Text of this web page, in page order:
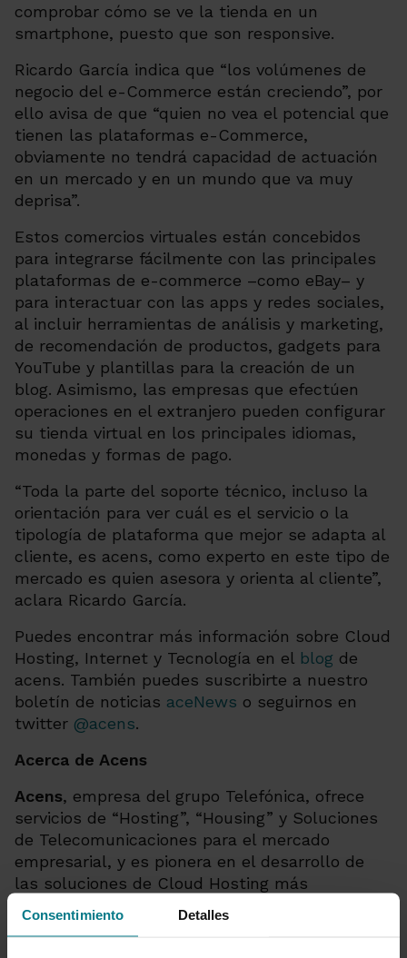
Consentimiento Detalles
comprobar cómo se ve la tienda en un
smartphone, puesto que son responsive.
Ricardo García indica que “los volúmenes de
negocio del e-Commerce están creciendo”, por
ello avisa de que “quien no vea el potencial que
tienen las plataformas e-Commerce,
obviamente no tendrá capacidad de actuación
en un mercado y en un mundo que va muy
deprisa”.
Estos comercios virtuales están concebidos
para integrarse fácilmente con las principales
plataformas de e-commerce –como eBay– y
para interactuar con las apps y redes sociales,
al incluir herramientas de análisis y marketing,
de recomendación de productos, gadgets para
YouTube y plantillas para la creación de un
blog. Asimismo, las empresas que efectúen
operaciones en el extranjero pueden configurar
su tienda virtual en los principales idiomas,
monedas y formas de pago.
“Toda la parte del soporte técnico, incluso la
orientación para ver cuál es el servicio o la
tipología de plataforma que mejor se adapta al
cliente, es acens, como experto en este tipo de
mercado es quien asesora y orienta al cliente”,
aclara Ricardo García.
Puedes encontrar más información sobre Cloud
Hosting, Internet y Tecnología en el blog de
acens. También puedes suscribirte a nuestro
boletín de noticias aceNews o seguirnos en
twitter @acens.
Acerca de Acens
Acens, empresa del grupo Telefónica, ofrece
servicios de “Hosting”, “Housing” y Soluciones
de Telecomunicaciones para el mercado
empresarial, y es pionera en el desarrollo de
las soluciones de Cloud Hosting más